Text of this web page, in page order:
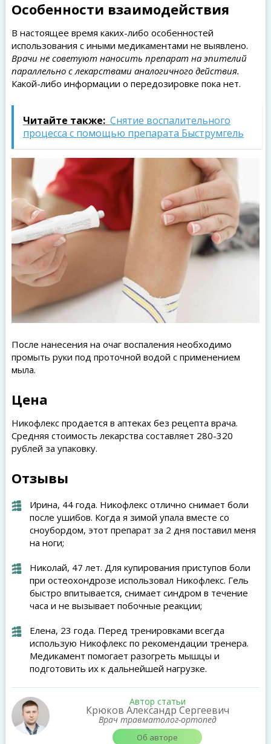
Особенности взаимодействия
В настоящее время каких-либо особенностей
использования с иными медикаментами не выявлено.
Врачи не советуют наносить препарат на эпителий
параллельно с лекарствами аналогичного действия.
Какой-либо информации о передозировке пока нет.
Читайте также: Снятие воспалительного
процесса с помощью препарата Быструмгель
После нанесения на очаг воспаления необходимо
промыть руки под проточной водой с применением
мыла.
Цена
Никофлекс продается в аптеках без рецепта врача.
Средняя стоимость лекарства составляет 280-320
рублей за упаковку.
Отзывы
Ирина, 44 года. Никофлекс отлично снимает боли
после ушибов. Когда я зимой упала вместе со
сноубордом, этот препарат за 2 дня поставил меня
на ноги;
Николай, 47 лет. Для купирования приступов боли
при остеохондрозе использовал Никофлекс. Гель
быстро впитывается, снимает синдром в течение
часа и не вызывает побочные реакции;
Елена, 23 года. Перед тренировками всегда
использую Никофлекс по рекомендации тренера.
Медикамент помогает разогреть мышцы и
подготовить их к дальнейшей нагрузке.
Автор статьи
Крюков Александр Сергеевич
Врач травматолог-ортопед
Об авторе